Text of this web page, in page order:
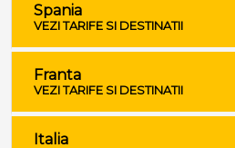
Spania
VEZI TARIFE SI DESTINATII
Franta
VEZI TARIFE SI DESTINATII
Italia